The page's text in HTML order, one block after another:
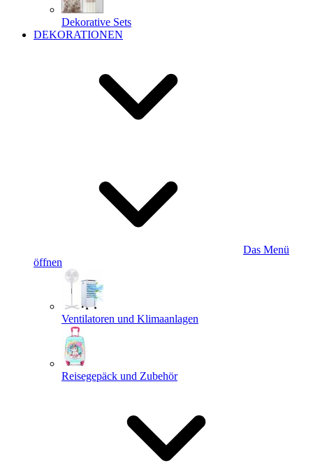
Dekorative Sets
DEKORATIONEN
Das Menü
öffnen
Ventilatoren und Klimaanlagen
Reisegepäck und Zubehör